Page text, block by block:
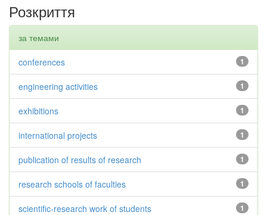
Розкриття
за темами
1
conferences
1
engineering activities
1
exhibitions
1
international projects
1
publication of results of research
1
research schools of faculties
1
scientific-research work of students